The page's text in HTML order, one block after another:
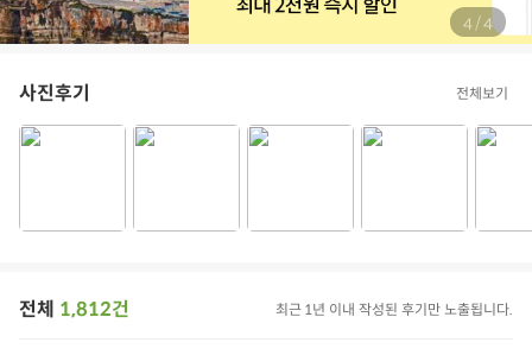
상품필수정보 이미지(자세히보기)
4 /4
사진후기 전체보기
전체 1,812건 최근 1년 이내 작성된 후기만 노출됩니다.